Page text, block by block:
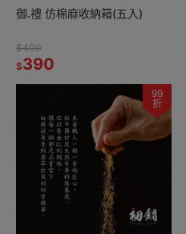
御.禮 仿棉麻收納箱(五入)
$400
$390
99
折